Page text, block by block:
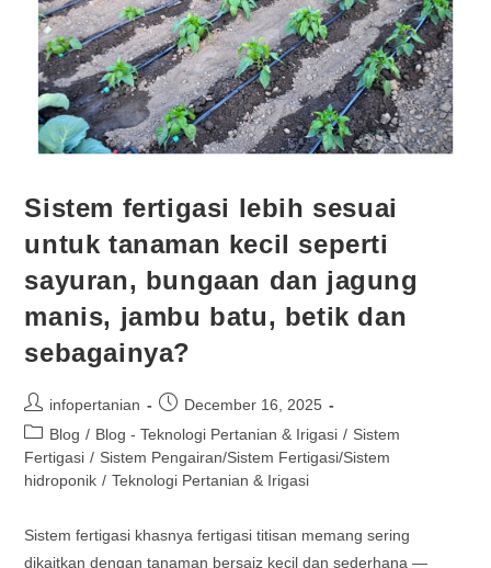
Sistem fertigasi lebih sesuai
untuk tanaman kecil seperti
sayuran, bungaan dan jagung
manis, jambu batu, betik dan
sebagainya?
infopertanian
December 16, 2025
Blog / Blog - Teknologi Pertanian & Irigasi / Sistem
Fertigasi / Sistem Pengairan/Sistem Fertigasi/Sistem
hidroponik / Teknologi Pertanian & Irigasi
Sistem fertigasi khasnya fertigasi titisan memang sering
dikaitkan dengan tanaman bersaiz kecil dan sederhana —